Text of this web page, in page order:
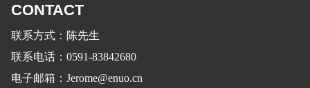
CONTACT
联系方式：陈先生
联系电话：0591-83842680
电子邮箱：Jerome@enuo.cn